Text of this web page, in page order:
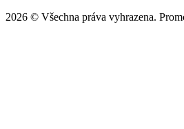
2026 © Všechna práva vyhrazena.